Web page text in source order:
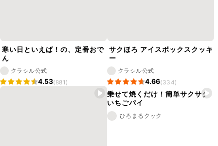
寒い日といえば！の、定番おで
ん
クラシル公式
4.53(881)
サクほろ アイスボックスクッキ
ー
クラシル公式
4.66(334)
乗せて焼くだけ！簡単サクサク
いちごパイ
ひろまるクック